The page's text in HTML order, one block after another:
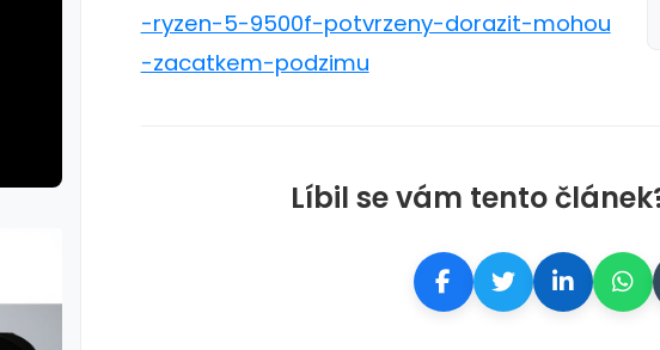
-ryzen-5-9500f-potvrzeny-dorazit-mohou
-zacatkem-podzimu
Líbil se vám tento